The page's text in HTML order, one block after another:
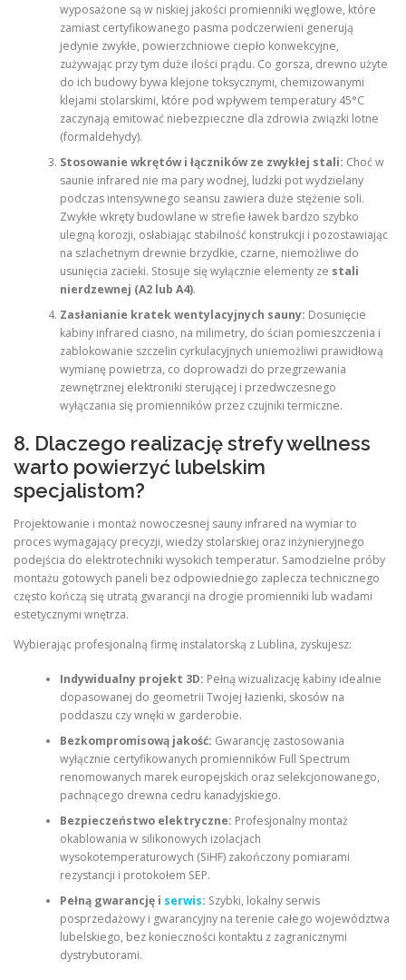
wyposażone są w niskiej jakości promienniki węglowe, które
zamiast certyfikowanego pasma podczerwieni generują
jedynie zwykłe, powierzchniowe ciepło konwekcyjne,
zużywając przy tym duże ilości prądu. Co gorsza, drewno użyte
do ich budowy bywa klejone toksycznymi, chemizowanymi
klejami stolarskimi, które pod wpływem temperatury 45°C
zaczynają emitować niebezpieczne dla zdrowia związki lotne
(formaldehydy).
Stosowanie wkrętów i łączników ze zwykłej stali: Choć w
saunie infrared nie ma pary wodnej, ludzki pot wydzielany
podczas intensywnego seansu zawiera duże stężenie soli.
Zwykłe wkręty budowlane w strefie ławek bardzo szybko
ulegną korozji, osłabiając stabilność konstrukcji i pozostawiając
na szlachetnym drewnie brzydkie, czarne, niemożliwe do
usunięcia zacieki. Stosuje się wyłącznie elementy ze stali
nierdzewnej (A2 lub A4).
Zasłanianie kratek wentylacyjnych sauny: Dosunięcie
kabiny infrared ciasno, na milimetry, do ścian pomieszczenia i
zablokowanie szczelin cyrkulacyjnych uniemożliwi prawidłową
wymianę powietrza, co doprowadzi do przegrzewania
zewnętrznej elektroniki sterującej i przedwczesnego
wyłączania się promienników przez czujniki termiczne.
8. Dlaczego realizację strefy wellness
warto powierzyć lubelskim
specjalistom?
Projektowanie i montaż nowoczesnej sauny infrared na wymiar to
proces wymagający precyzji, wiedzy stolarskiej oraz inżynieryjnego
podejścia do elektrotechniki wysokich temperatur. Samodzielne próby
montażu gotowych paneli bez odpowiedniego zaplecza technicznego
często kończą się utratą gwarancji na drogie promienniki lub wadami
estetycznymi wnętrza.
Wybierając profesjonalną firmę instalatorską z Lublina, zyskujesz:
Indywidualny projekt 3D: Pełną wizualizację kabiny idealnie
dopasowanej do geometrii Twojej łazienki, skosów na
poddaszu czy wnęki w garderobie.
Bezkompromisową jakość: Gwarancję zastosowania
wyłącznie certyfikowanych promienników Full Spectrum
renomowanych marek europejskich oraz selekcjonowanego,
pachnącego drewna cedru kanadyjskiego.
Bezpieczeństwo elektryczne: Profesjonalny montaż
okablowania w silikonowych izolacjach
wysokotemperaturowych (SiHF) zakończony pomiarami
rezystancji i protokołem SEP.
Pełną gwarancję i serwis: Szybki, lokalny serwis
posprzedażowy i gwarancyjny na terenie całego województwa
lubelskiego, bez konieczności kontaktu z zagranicznymi
dystrybutorami.